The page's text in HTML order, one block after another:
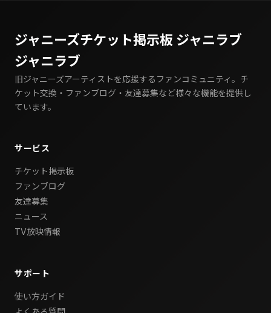
ジャニーズチケット掲示板 ジャニラブ
ジャニラブ
旧ジャニーズアーティストを応援するファンコミュニティ。チ
ケット交換・ファンブログ・友達募集など様々な機能を提供し
ています。
サービス
チケット掲示板
ファンブログ
友達募集
ニュース
TV放映情報
サポート
使い方ガイド